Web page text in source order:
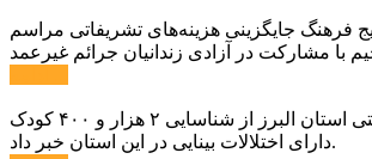
فرهنگ جایگزینی هزینه‌های تشریفاتی مراسم
با مشارکت در آزادی زندانیان جرائم غیرعمد
مدیر کل بهزیستی استان البرز از شناسایی ۲ هزار و ۴۰۰ کودک
دارای اختلالات بینایی در این استان خبر داد.